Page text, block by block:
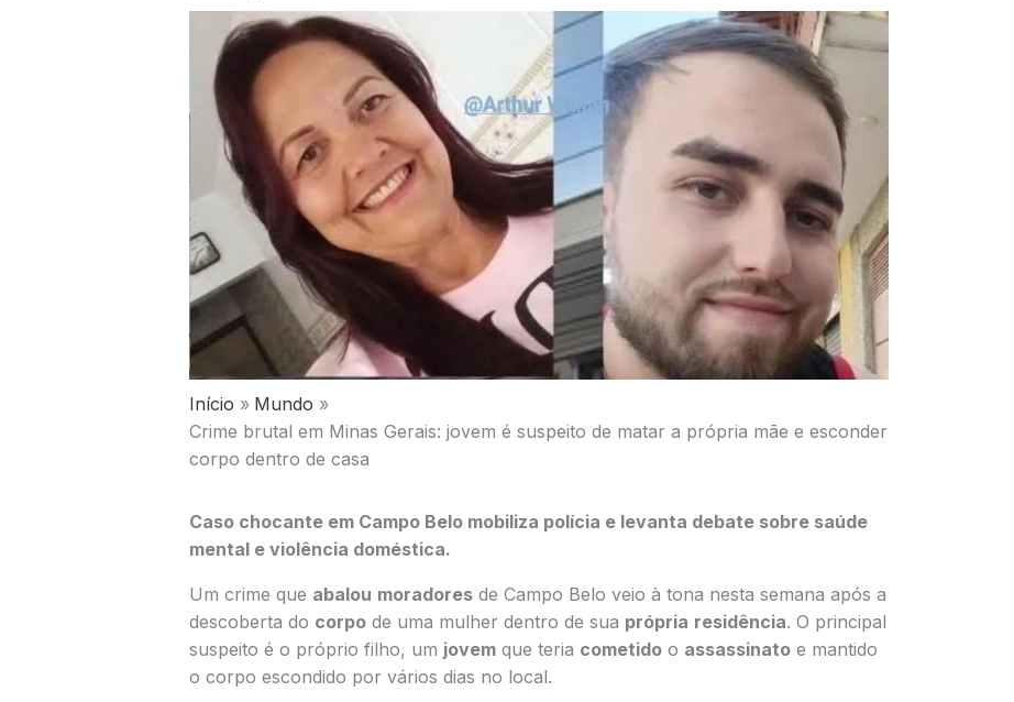
Início
Mundo
Crime brutal em Minas Gerais: jovem é suspeito de matar a própria mãe e esconder
corpo dentro de casa
Caso chocante em Campo Belo mobiliza polícia e levanta debate sobre saúde
mental e violência doméstica.
Um crime que abalou moradoresde Campo Belo veio à tona nesta semana após a
descoberta do corpode uma mulher dentro de sua própria residência. O principal
suspeito é o próprio filho, um jovemque teria cometidoo assassinatoe mantido
o corpo escondido por vários dias no local.